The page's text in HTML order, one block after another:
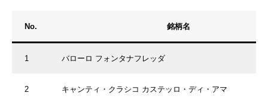
No. 銘柄名
1 バローロ フォンタナフレッダ
2 キャンティ・クラシコ カステッロ・ディ・アマ